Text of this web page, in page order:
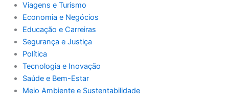
Viagens e Turismo
Economia e Negócios
Educação e Carreiras
Segurança e Justiça
Política
Tecnologia e Inovação
Saúde e Bem-Estar
Meio Ambiente e Sustentabilidade